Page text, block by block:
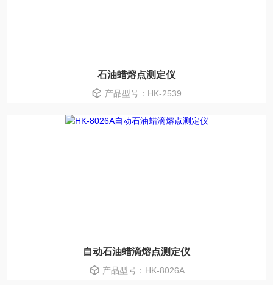
石油蜡熔点测定仪
产品型号：HK-2539
自动石油蜡滴熔点测定仪
产品型号：HK-8026A